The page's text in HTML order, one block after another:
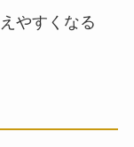
やすくなる